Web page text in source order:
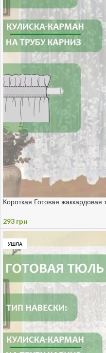
Короткая Готовая
293 грн
УШЛА